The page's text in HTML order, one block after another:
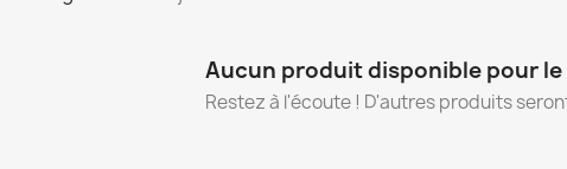
Aucun produit disponible pour
Restez à l'écoute ! D'autres produits